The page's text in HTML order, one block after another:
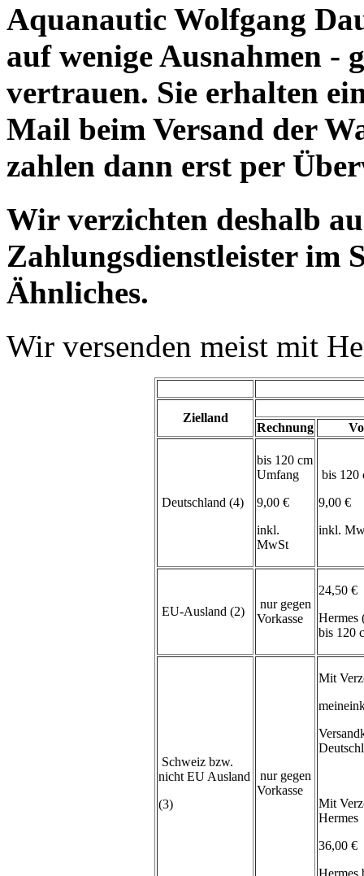
Aquanautic Wolfgang
auf wenige Ausnahmen -
vertrauen. Sie erhalten
Mail beim Versand der
zahlen dann erst per
Wir verzichten deshalb
Zahlungsdienstleister im
Ähnliches.
Wir versenden meist mit
Zielland
Rechnung
Deutschland (4)
bis 120 cm
Umfang
9,00 €
inkl.
MwSt
bis 120
9,00 €
inkl.
EU-Ausland (2)
nur gegen
Vorkasse
24,50 €
Hermes
bis 120
Schweiz bzw.
nicht EU Ausland
(3)
nur gegen
Vorkasse
Mit
Mit
Hermes
36,00 €